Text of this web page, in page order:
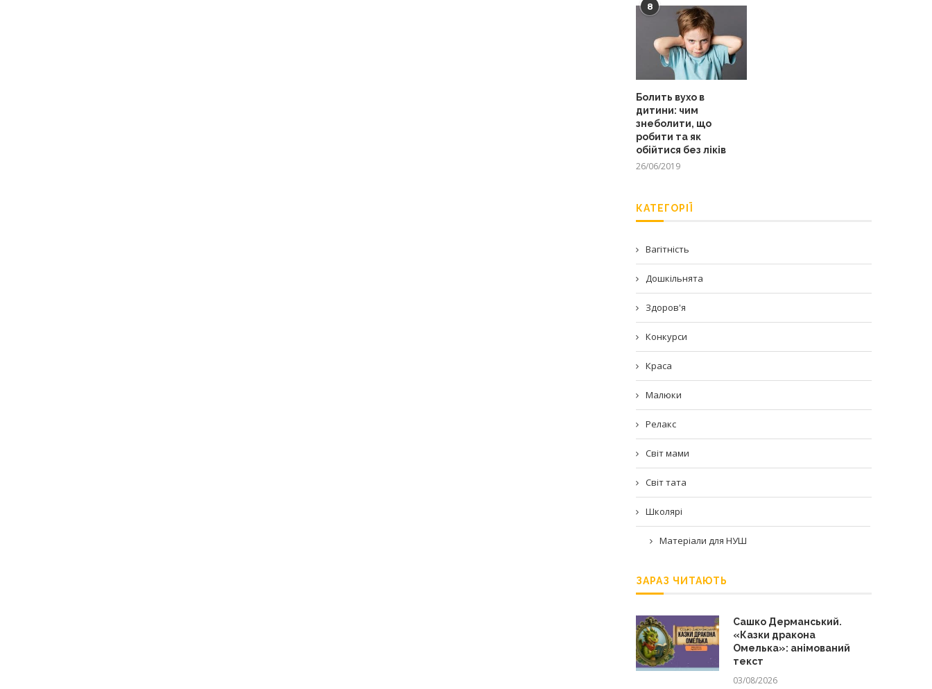
8
Болить вухо в
дитини: чим
знеболити, що
робити та як
обійтися без ліків
26/06/2019
КАТЕГОРІЇ
Вагітність
Дошкільнята
Здоров'я
Конкурси
Краса
Малюки
Релакс
Світ мами
Світ тата
Школярі
Матеріали для НУШ
ЗАРАЗ ЧИТАЮТЬ
Сашко Дерманський.
«Казки дракона
Омелька»: анімований
текст
03/08/2026